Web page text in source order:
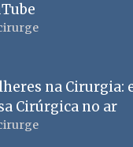
na Cirurgia:
Cirúrgica no ar